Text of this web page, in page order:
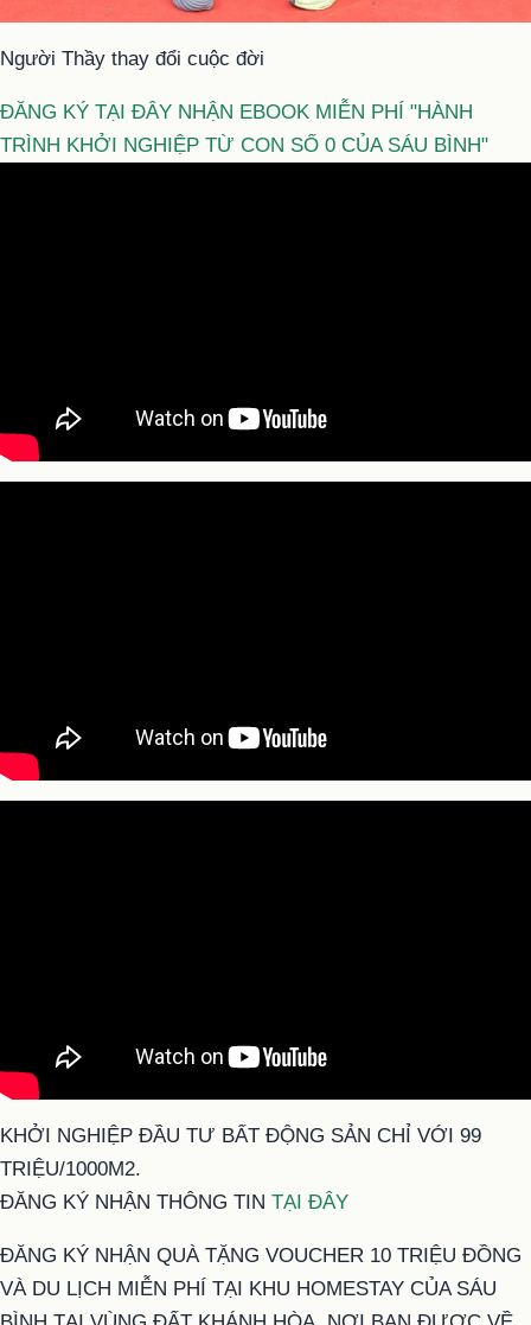
Người Thầy thay đổi cuộc đời
ĐĂNG KÝ TẠI ĐÂY NHẬN EBOOK MIỄN PHÍ "HÀNH
TRÌNH KHỞI NGHIỆP TỪ CON SỐ 0 CỦA SÁU BÌNH"
KHỞI NGHIỆP ĐẦU TƯ BẤT ĐỘNG SẢN CHỈ VỚI 99
TRIỆU/1000M2.
ĐĂNG KÝ NHẬN THÔNG TIN TẠI ĐÂY
ĐĂNG KÝ NHẬN QUÀ TẶNG VOUCHER 10 TRIỆU ĐỒNG
VÀ DU LỊCH MIỄN PHÍ TẠI KHU HOMESTAY CỦA SÁU